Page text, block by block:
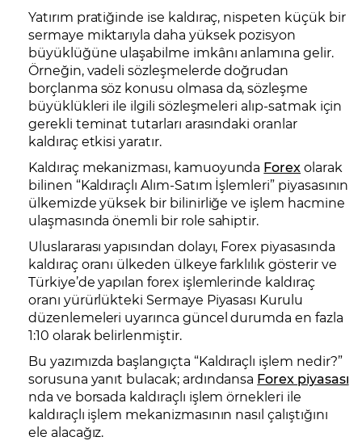
Yatırım pratiğinde ise kaldıraç, nispeten küçük bir
sermaye miktarıyla daha yüksek pozisyon
büyüklüğüne ulaşabilme imkânı anlamına gelir.
Örneğin, vadeli sözleşmelerde doğrudan
borçlanma söz konusu olmasa da, sözleşme
büyüklükleri ile ilgili sözleşmeleri alıp-satmak için
gerekli teminat tutarları arasındaki oranlar
kaldıraç etkisi yaratır.
Kaldıraç mekanizması, kamuoyunda Forexolarak
bilinen “Kaldıraçlı Alım-Satım İşlemleri” piyasasının
ülkemizde yüksek bir bilinirliğe ve işlem hacmine
ulaşmasında önemli bir role sahiptir.
Uluslararası yapısından dolayı, Forex piyasasında
kaldıraç oranı ülkeden ülkeye farklılık gösterir ve
Türkiye’de yapılan forex işlemlerinde kaldıraç
oranı yürürlükteki Sermaye Piyasası Kurulu
düzenlemeleri uyarınca güncel durumda en fazla
1:10 olarak belirlenmiştir.
Bu yazımızda başlangıçta “Kaldıraçlı işlem nedir?”
sorusuna yanıt bulacak; ardındansa Forex piyasası
nda ve borsada kaldıraçlı işlem örnekleri ile
kaldıraçlı işlem mekanizmasının nasıl çalıştığını
ele alacağız.